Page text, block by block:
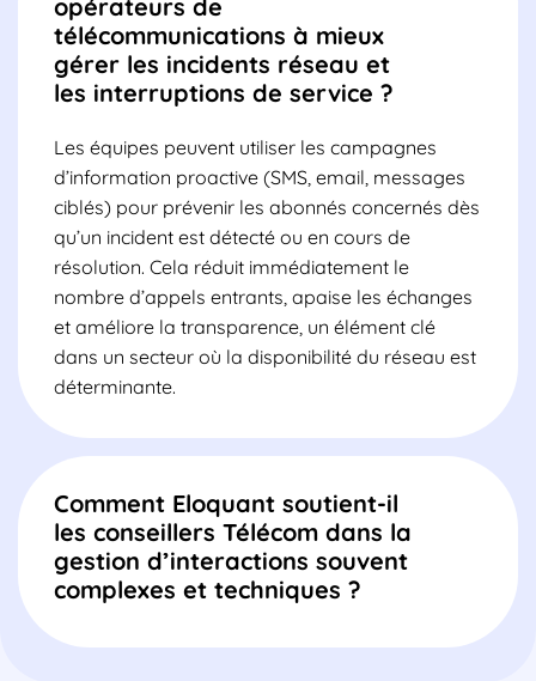
opérateurs de
télécommunications à mieux
gérer les incidents réseau et
les interruptions de service ?
Les équipes peuvent utiliser les campagnes
d’information proactive (SMS, email, messages
ciblés) pour prévenir les abonnés concernés dès
qu’un incident est détecté ou en cours de
résolution. Cela réduit immédiatement le
nombre d’appels entrants, apaise les échanges
et améliore la transparence, un élément clé
dans un secteur où la disponibilité du réseau est
déterminante.
Comment Eloquant soutient-il
les conseillers Télécom dans la
gestion d’interactions souvent
complexes et techniques ?